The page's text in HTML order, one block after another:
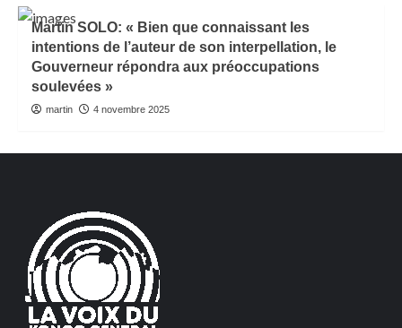
Martin SOLO: « Bien que connaissant les
intentions de l’auteur de son interpellation, le
Gouverneur répondra aux préoccupations
soulevées »
martin 4 novembre 2025